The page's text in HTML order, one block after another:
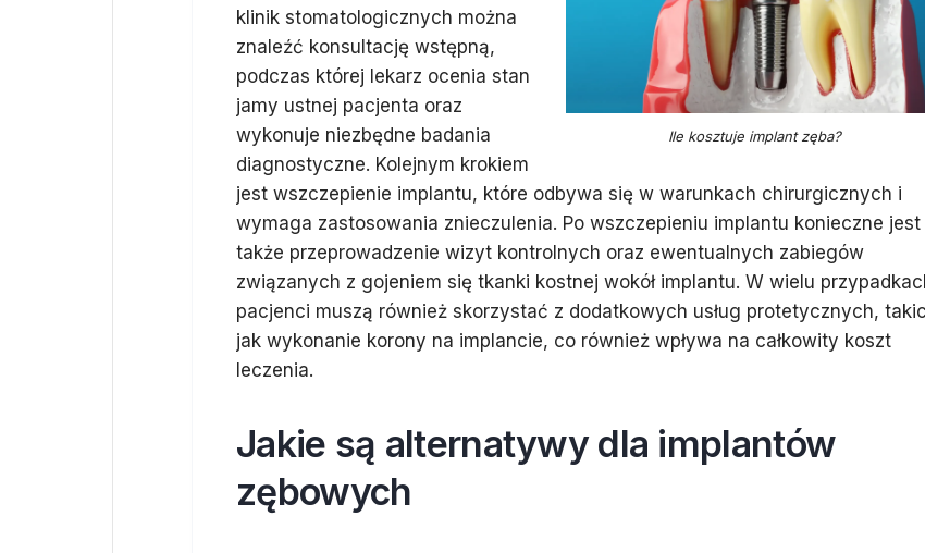
Ile kosztuje implant zęba?
klinik stomatologicznych można
znaleźć konsultację wstępną,
podczas której lekarz ocenia stan
jamy ustnej pacjenta oraz
wykonuje niezbędne badania
diagnostyczne. Kolejnym krokiem
jest wszczepienie implantu, które odbywa się w warunkach chirurgicznych i
wymaga zastosowania znieczulenia. Po wszczepieniu implantu konieczne jest
także przeprowadzenie wizyt kontrolnych oraz ewentualnych zabiegów
związanych z gojeniem się tkanki kostnej wokół implantu. W wielu
pacjenci muszą również skorzystać z dodatkowych usług protetycznych,
jak wykonanie korony na implancie, co również wpływa na całkowity koszt
leczenia.
Jakie są alternatywy dla implantów
zębowych